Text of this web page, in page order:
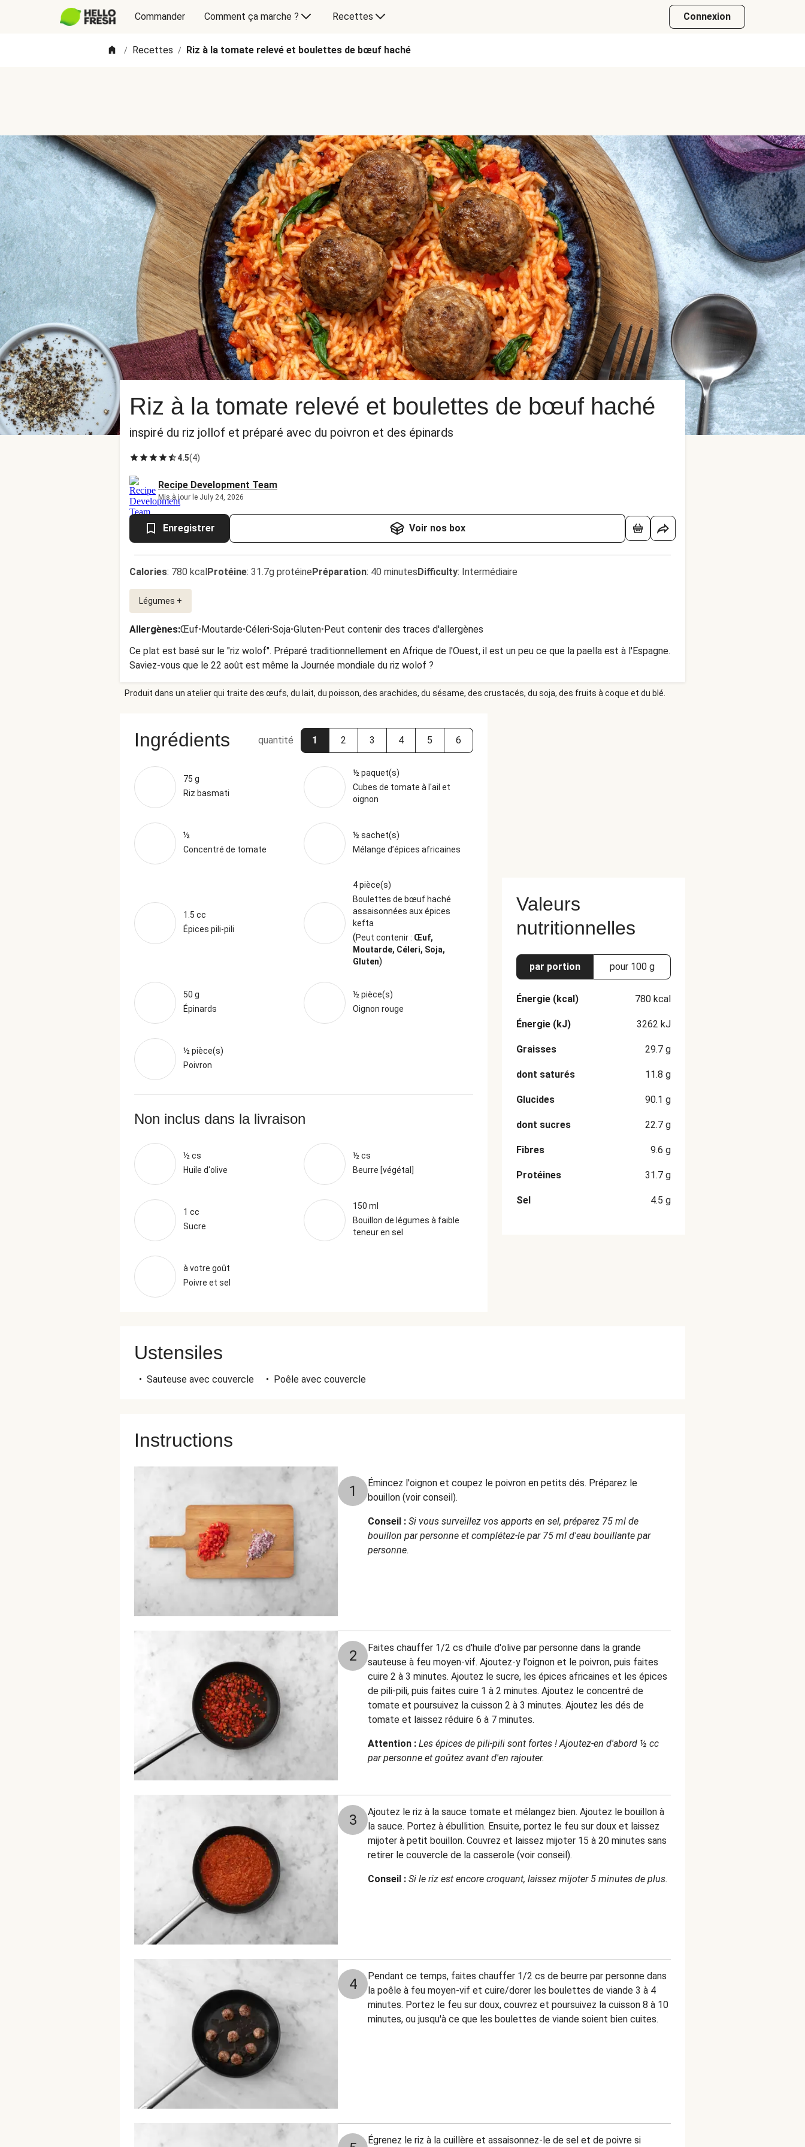
Commander Comment ça marche ? Recettes Connexion
/ Recettes / Riz à la tomate relevé et boulettes de bœuf haché
Riz à la tomate relevé et boulettes de bœuf haché
inspiré du riz jollof et préparé avec du poivron et des épinards
4.5(4)
Recipe Development Team
Mis à jour le July 24, 2026
Enregistrer Voir nos box
Calories: 780 kcalProtéine: 31.7g protéinePréparation: 40 minutesDifficulty: Intermédiaire
Légumes +
Allergènes:Œuf•Moutarde•Céleri•Soja•Gluten•Peut contenir des traces d'allergènes
Ce plat est basé sur le "riz wolof". Préparé traditionnellement en Afrique de l'Ouest, il est un peu ce que la paella est à l'Espagne.
Saviez-vous que le 22 août est même la Journée mondiale du riz wolof ?
Produit dans un atelier qui traite des œufs, du lait, du poisson, des arachides, du sésame, des crustacés, du soja, des fruits à coque et du blé.
Ingrédients quantité 1 2 3 4 5 6
75 g
Riz basmati
½ paquet(s)
Cubes de tomate à l'ail et
oignon
½
Concentré de tomate
½ sachet(s)
Mélange d’épices africaines
1.5 cc
Épices pili-pili
4 pièce(s)
Boulettes de bœuf haché
assaisonnées aux épices
kefta
(Peut contenir : Œuf,
Moutarde, Céleri, Soja,
Gluten)
50 g
Épinards
½ pièce(s)
Oignon rouge
½ pièce(s)
Poivron
Non inclus dans la livraison
½ cs
Huile d'olive
½ cs
Beurre [végétal]
1 cc
Sucre
150 ml
Bouillon de légumes à faible
teneur en sel
à votre goût
Poivre et sel
Valeurs
nutritionnelles
par portion pour 100 g
Énergie (kcal) 780 kcal
Énergie (kJ) 3262 kJ
Graisses 29.7 g
dont saturés 11.8 g
Glucides 90.1 g
dont sucres 22.7 g
Fibres 9.6 g
Protéines 31.7 g
Sel 4.5 g
Ustensiles
• Sauteuse avec couvercle • Poêle avec couvercle
Instructions
1
Émincez l'oignon et coupez le poivron en petits dés. Préparez le
bouillon (voir conseil).
Conseil : Si vous surveillez vos apports en sel, préparez 75 ml de
bouillon par personne et complétez-le par 75 ml d'eau bouillante par
personne.
2
Faites chauffer 1/2 cs d'huile d'olive par personne dans la grande
sauteuse à feu moyen-vif. Ajoutez-y l'oignon et le poivron, puis faites
cuire 2 à 3 minutes. Ajoutez le sucre, les épices africaines et les épices
de pili-pili, puis faites cuire 1 à 2 minutes. Ajoutez le concentré de
tomate et poursuivez la cuisson 2 à 3 minutes. Ajoutez les dés de
tomate et laissez réduire 6 à 7 minutes.
Attention : Les épices de pili-pili sont fortes ! Ajoutez-en d'abord ½ cc
par personne et goûtez avant d'en rajouter.
3
Ajoutez le riz à la sauce tomate et mélangez bien. Ajoutez le bouillon à
la sauce. Portez à ébullition. Ensuite, portez le feu sur doux et laissez
mijoter à petit bouillon. Couvrez et laissez mijoter 15 à 20 minutes sans
retirer le couvercle de la casserole (voir conseil).
Conseil : Si le riz est encore croquant, laissez mijoter 5 minutes de plus.
4
Pendant ce temps, faites chauffer 1/2 cs de beurre par personne dans
la poêle à feu moyen-vif et cuire/dorer les boulettes de viande 3 à 4
minutes. Portez le feu sur doux, couvrez et poursuivez la cuisson 8 à 10
minutes, ou jusqu'à ce que les boulettes de viande soient bien cuites.
Égrenez le riz à la cuillère et assaisonnez-le de sel et de poivre si